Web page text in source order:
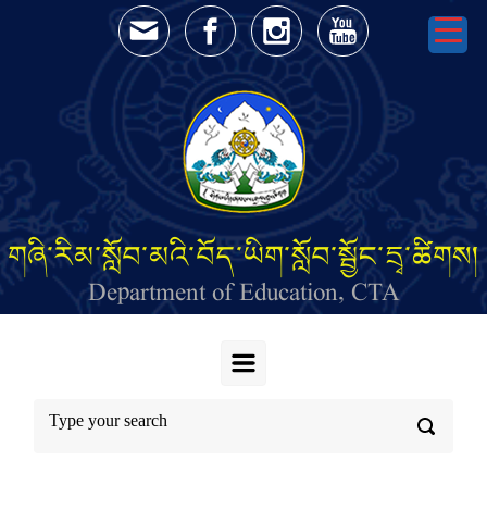
Skip to main content
གཞི་རིམ་སློབ་མའི་བོད་ཡིག་སློབ་སྦྱོང་དྲྭ་ཚིགས།
Department of Education, CTA